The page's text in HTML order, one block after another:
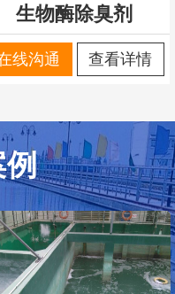
生物酶除臭剂
线沟通 查看详情
例